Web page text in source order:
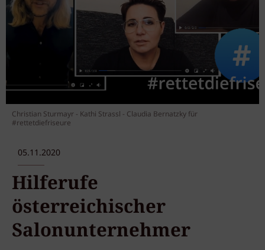
Christian Sturmayr - Kathi Strassl - Claudia Bernatzky für
#rettetdiefriseure
05.11.2020
Hilferufe
österreichischer
Salonunternehmer